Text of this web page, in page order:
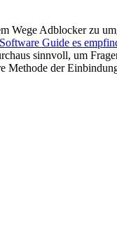
Wege Adblocker zu
Software Guide es
sinnvoll, um
Methode der